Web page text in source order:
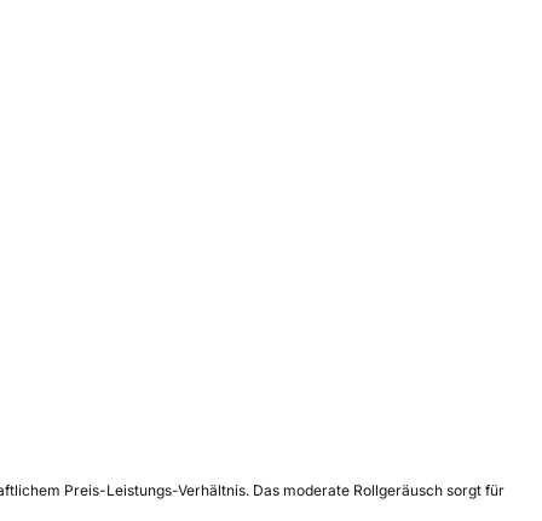
Preis-Leistungs-Verhältnis. Das moderate Rollgeräusch sorgt für